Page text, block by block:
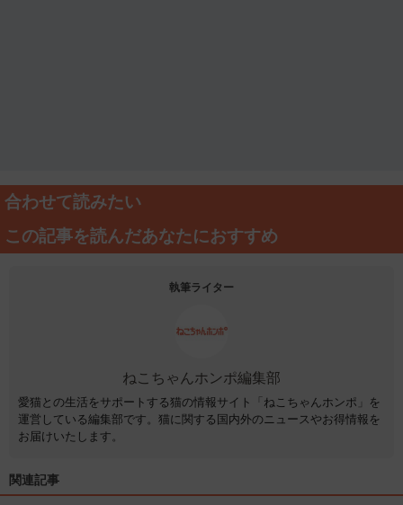
合わせて読みたい
この記事を読んだあなたにおすすめ
執筆ライター
ねこちゃんホンポ編集部
愛猫との生活をサポートする猫の情報サイト「ねこちゃんホンポ」を
運営している編集部です。猫に関する国内外のニュースやお得情報を
お届けいたします。
関連記事